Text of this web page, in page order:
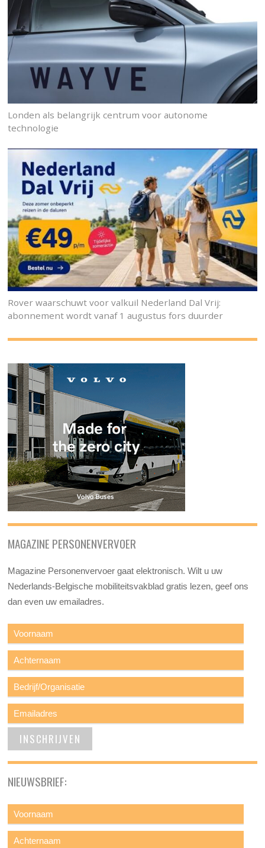
Londen als belangrijk centrum voor autonome
technologie
Rover waarschuwt voor valkuil Nederland Dal Vrij:
abonnement wordt vanaf 1 augustus fors duurder
MAGAZINE PERSONENVERVOER
Magazine Personenvervoer gaat elektronisch. Wilt u uw
Nederlands-Belgische mobiliteitsvakblad gratis lezen, geef ons
dan even uw emailadres.
NIEUWSBRIEF: